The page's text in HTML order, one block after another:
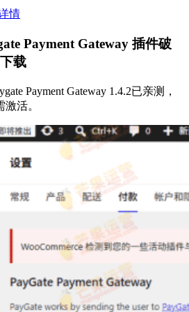
情
Payment Gateway 插件破
载
Payment Gateway 1.4.2已亲测，
活。